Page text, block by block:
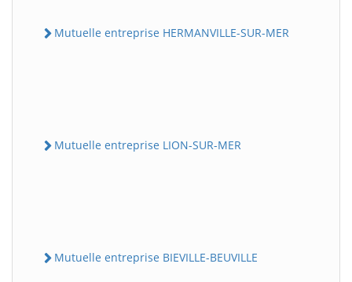
Mutuelle entreprise HERMANVILLE-SUR-MER
Mutuelle entreprise LION-SUR-MER
Mutuelle entreprise BIEVILLE-BEUVILLE